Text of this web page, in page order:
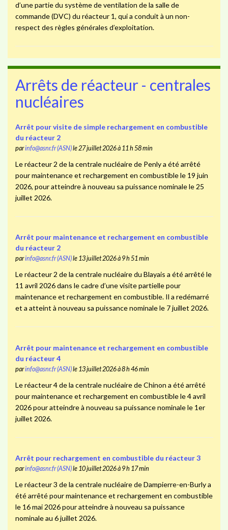
d’une partie du système de ventilation de la salle de
commande (DVC) du réacteur 1, qui a conduit à un non-
respect des règles générales d’exploitation.
Arrêts de réacteur - centrales
nucléaires
Arrêt pour visite de simple rechargement en combustible
du réacteur 2
parinfo@asnr.fr (ASN)le 27 juillet 2026 à 11 h 58 min
Le réacteur 2 de la centrale nucléaire de Penly a été arrêté
pour maintenance et rechargement en combustible le 19 juin
2026, pour atteindre à nouveau sa puissance nominale le 25
juillet 2026.
Arrêt pour maintenance et rechargement en combustible
du réacteur 2
parinfo@asnr.fr (ASN)le 13 juillet 2026 à 9 h 51 min
Le réacteur 2 de la centrale nucléaire du Blayais a été arrêté le
11 avril 2026 dans le cadre d’une visite partielle pour
maintenance et rechargement en combustible. Il a redémarré
et a atteint à nouveau sa puissance nominale le 7 juillet 2026.
Arrêt pour maintenance et rechargement en combustible
du réacteur 4
parinfo@asnr.fr (ASN)le 13 juillet 2026 à 8 h 46 min
Le réacteur 4 de la centrale nucléaire de Chinon a été arrêté
pour maintenance et rechargement en combustible le 4 avril
2026 pour atteindre à nouveau sa puissance nominale le 1er
juillet 2026.
Arrêt pour rechargement en combustible du réacteur 3
parinfo@asnr.fr (ASN)le 10 juillet 2026 à 9 h 17 min
Le réacteur 3 de la centrale nucléaire de Dampierre-en-Burly a
été arrêté pour maintenance et rechargement en combustible
le 16 mai 2026 pour atteindre à nouveau sa puissance
nominale au 6 juillet 2026.